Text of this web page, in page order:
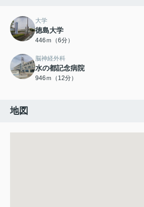
大学
徳島大学
446ｍ（6分）
脳神経外科
水の都記念病院
946ｍ（12分）
地図